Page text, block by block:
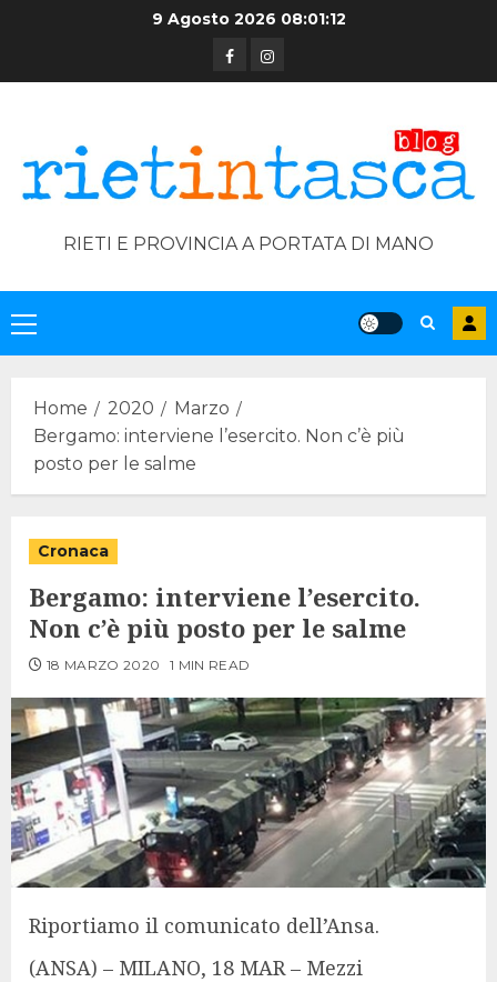
9 Agosto 2026 08:01:12
FacebookInstagram
RIETI E PROVINCIA A PORTATA DI MANO
Primary
Menu
Home 2020
Marzo
Bergamo: interviene l’esercito. Non c’è più
posto per le salme
Cronaca
Bergamo: interviene l’esercito.
Non c’è più posto per le salme
18 MARZO 2020 1 MIN READ
Riportiamo il comunicato dell’Ansa.
(ANSA) – MILANO, 18 MAR – Mezzi